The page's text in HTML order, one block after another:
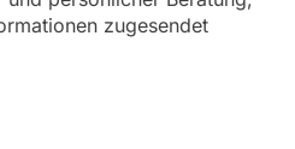
zugesendet